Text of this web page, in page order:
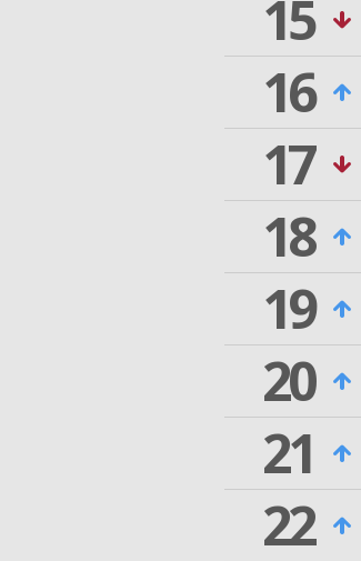
15
16
17
18
19
20
21
22